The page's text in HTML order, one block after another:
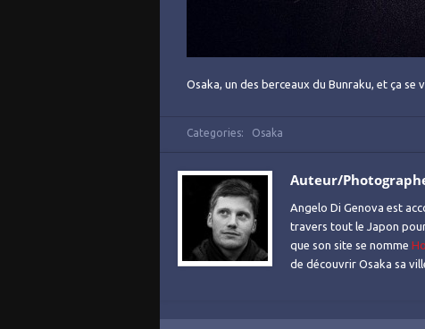
Osaka, un des berceaux du Bunraku, et ça se
Categories: Osaka
Auteur/
Angelo Di Genova est
travers tout le Japon
que son site se nomme
de découvrir Osaka sa